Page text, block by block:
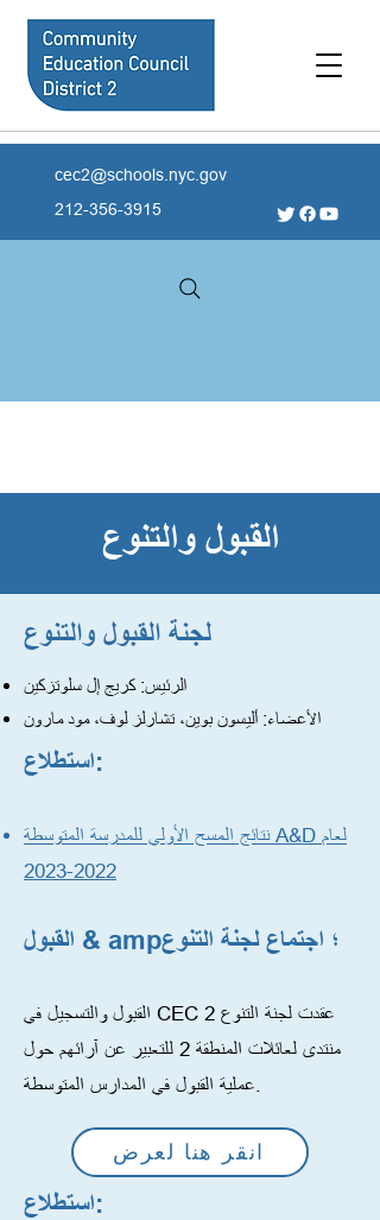
cec2@schools.nyc.gov
212-356-3915
القبول والتنوع
لجنة القبول والتنوع
الرئيس: كريج إل سلوتزكين
الأعضاء: أليسون بوين، تشارلز لوف، مود مارون
استطلاع:
نتائج المسح الأولي للمدرسة المتوسطة A&D لعام
2022-2023
القبول & amp؛ اجتماع لجنة التنوع
القبول والتسجيل في CEC 2 عقدت لجنة التنوع
منتدى لعائلات المنطقة 2 للتعبير عن آرائهم حول
عملية القبول في المدارس المتوسطة.
انقر هنا لعرض
استطلاع: